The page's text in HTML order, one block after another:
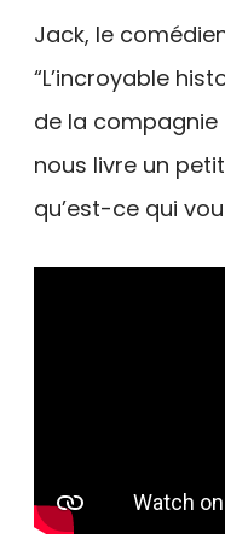
Jack, le
“L’incroyable
de la compagnie
nous livre un
qu’est-ce qui